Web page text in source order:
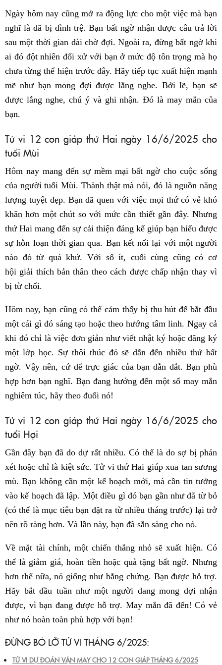
Ngày hôm nay cũng mở ra động lực cho một việc mà bạn
nghĩ là đã bị đình trệ. Bạn bất ngờ nhận được câu trả lời
sau một thời gian dài chờ đợi. Ngoài ra, đừng bất ngờ khi
ai đó đột nhiên đối xử với bạn ở mức độ tôn trọng mà họ
chưa từng thể hiện trước đây. Hãy tiếp tục xuất hiện mạnh
mẽ như bạn mong đợi được lắng nghe. Bởi lẽ, bạn sẽ
được lắng nghe, chú ý và ghi nhận. Đó là may mắn của
bạn.
Tử vi 12 con giáp thứ Hai ngày 16/6/2025 cho
tuổi Mùi
Hôm nay mang đến sự mềm mại bất ngờ cho cuộc sống
của người tuổi Mùi. Thành thật mà nói, đó là nguồn năng
lượng tuyệt đẹp. Bạn đã quen với việc mọi thứ có vẻ khó
khăn hơn một chút so với mức cần thiết gần đây. Nhưng
thứ Hai mang đến sự cải thiện đáng kể giúp bạn hiểu được
sự hỗn loạn thời gian qua. Bạn kết nối lại với một người
nào đó từ quá khứ. Với số ít, cuối cùng cũng có cơ
hội giải thích bản thân theo cách được chấp nhận thay vì
bị từ chối.
Hôm nay, bạn cũng có thể cảm thấy bị thu hút để bắt đầu
một cái gì đó sáng tạo hoặc theo hướng tâm linh. Ngay cả
khi đó chỉ là việc đơn giản như viết nhật ký hoặc đăng ký
một lớp học. Sự thôi thúc đó sẽ dẫn đến nhiều thứ bất
ngờ. Vậy nên, cứ để trực giác của bạn dẫn dắt. Bạn phù
hợp hơn bạn nghĩ. Bạn đang hướng đến một số may mắn
nghiêm túc, hãy theo đuổi nó!
Tử vi 12 con giáp thứ Hai ngày 16/6/2025 cho
tuổi Hợi
Gần đây bạn đã do dự rất nhiều. Có thể là do sợ bị phán
xét hoặc chỉ là kiệt sức. Tử vi thứ Hai giúp xua tan sương
mù. Bạn không cần một kế hoạch mới, mà cần tin tưởng
vào kế hoạch đã lập. Một điều gì đó bạn gần như đã từ bỏ
(có thể là mục tiêu bạn đặt ra từ nhiều tháng trước) lại trở
nên rõ ràng hơn. Và lần này, bạn đã sẵn sàng cho nó.
Về mặt tài chính, một chiến thắng nhỏ sẽ xuất hiện. Có
thể là giảm giá, hoàn tiền hoặc quà tặng bất ngờ. Nhưng
hơn thế nữa, nó giống như bằng chứng. Bạn được hỗ trợ.
Hãy bắt đầu tuần như một người đang mong đợi nhận
được, vì bạn đang được hỗ trợ. May mắn đã đến! Có vẻ
như nó hoàn toàn phù hợp với bạn!
ĐỪNG BỎ LỠ TỬ VI THÁNG 6/2025:
TỬ VI DỰ ĐOÁN VẬN MAY CHO 12 CON GIÁP THÁNG 6/2025